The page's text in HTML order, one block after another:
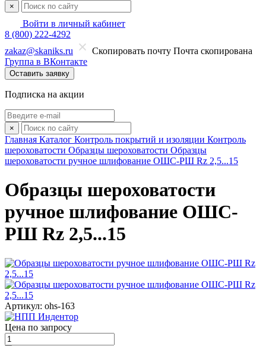
×
Войти в личный кабинет
8 (800) 222-4292
zakaz@skaniks.ru
Скопировать почту Почта скопирована
Группа в ВКонтакте
Оставить заявку
Подписка на акции
×
Главная Каталог Контроль покрытий и изоляции Контроль
шероховатости Образцы шероховатости Образцы
шероховатости ручное шлифование ОШС-РШ Rz 2,5...15
Образцы шероховатости
ручное шлифование ОШС-
РШ Rz 2,5...15
Артикул: ohs-163
Цена по запросу